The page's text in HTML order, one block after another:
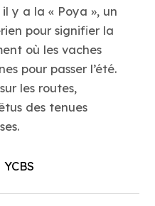
y a la « Poya », un
pour signifier la
où les vaches
pour passer l’été.
les routes,
des tenues